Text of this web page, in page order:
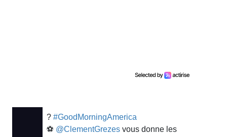
? #GoodMorningAmerica
⚽ @ClementGrezes vous donne les